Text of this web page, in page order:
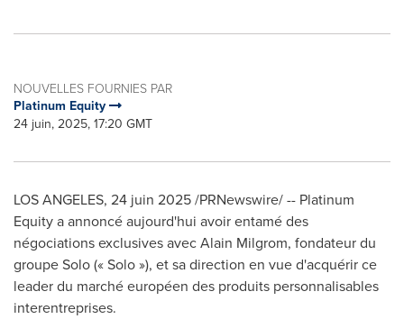
NOUVELLES FOURNIES PAR
Platinum Equity
24 juin, 2025, 17:20 GMT
LOS ANGELES, 24 juin 2025/PRNewswire/ -- Platinum
Equity a annoncé aujourd'hui avoir entamé des
négociations exclusives avec Alain Milgrom, fondateur du
groupe Solo (« Solo »), et sa direction en vue d'acquérir ce
leader du marché européen des produits personnalisables
interentreprises.